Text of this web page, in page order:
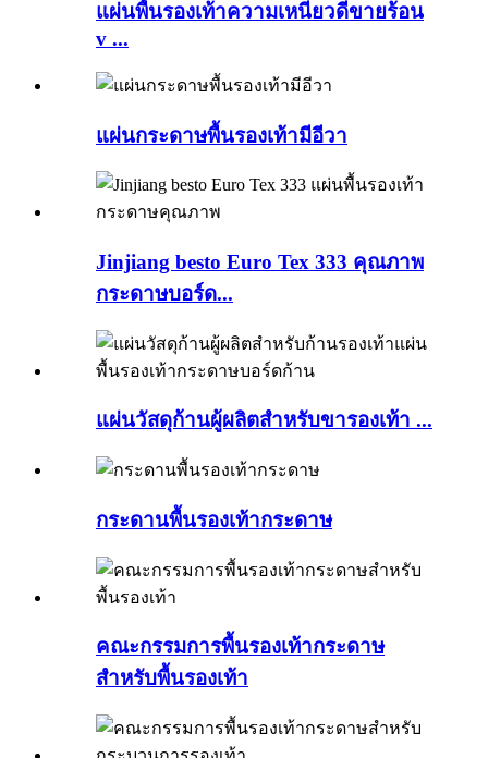
แผ่นพื้นรองเท้าความเหนียวดีขายร้อน
v ...
แผ่นกระดาษพื้นรองเท้ามีอีวา
Jinjiang besto Euro Tex 333 คุณภาพ
กระดาษบอร์ด...
แผ่นวัสดุก้านผู้ผลิตสำหรับขารองเท้า ...
กระดานพื้นรองเท้ากระดาษ
คณะกรรมการพื้นรองเท้ากระดาษ
สำหรับพื้นรองเท้า